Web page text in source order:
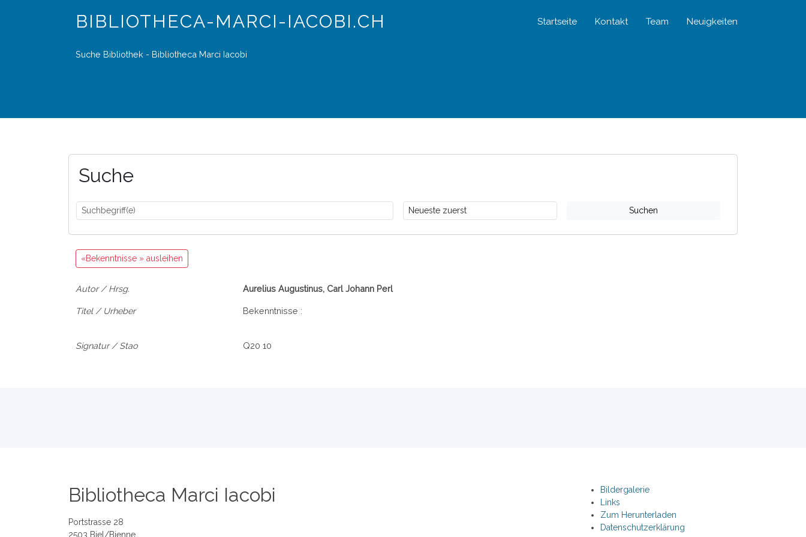
BIBLIOTHECA-MARCI-IACOBI.CH Startseite Kontakt Team Neuigkeiten
Suche Bibliothek - Bibliotheca Marci Iacobi
Suche
Suchen
«Bekenntnisse » ausleihen
Autor / Hrsg. Aurelius Augustinus, Carl Johann Perl
Titel / Urheber Bekenntnisse :
Signatur / Stao Q20 10
Bibliotheca Marci Iacobi
Portstrasse 28
2503 Biel/Bienne
Bildergalerie
Links
Zum Herunterladen
Datenschutzerklärung